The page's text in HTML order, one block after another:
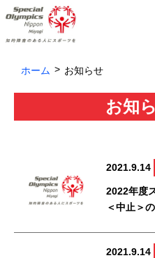
ホーム お知らせ
お知
2021.9.14
2022年度
＜中止＞
2021.9.14